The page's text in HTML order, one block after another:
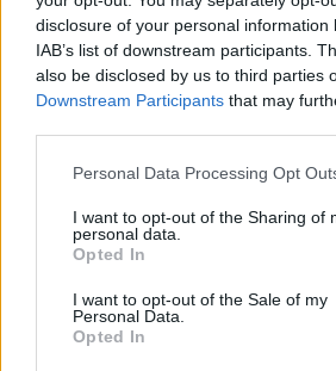
disclosure of your personal information
IAB’s list of downstream participants.
also be disclosed by us to third parties
Downstream Participants that may
Personal Data Processing Opt
I want to opt-out of the Sharing of
personal data.
Opted In
I want to opt-out of the Sale of my
Personal Data.
Opted In
Pirlo su Arthur
"È una mezzala di
a gestire la palla, dà i tempi
d’aiuto anche quando gli
possesso.Arthur è uno che
geometrie